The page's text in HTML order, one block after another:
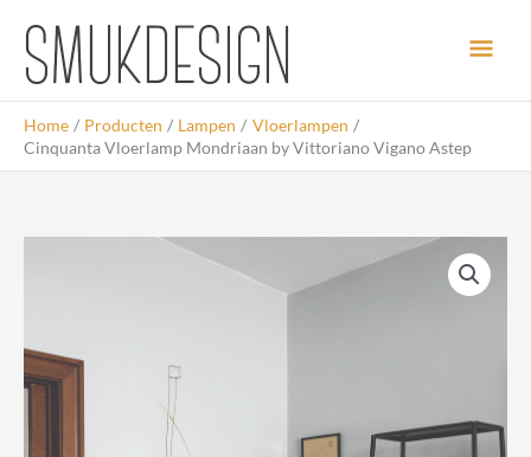
inhoud
Home Producten Lampen
Vloerlampen
Cinquanta Vloerlamp Mondriaan by Vittoriano Vigano Astep